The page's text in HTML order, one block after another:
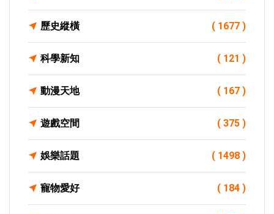
歷史縱橫 ( 1677 )
科學新知 ( 121 )
動漫天地 ( 167 )
遊戲空間 ( 375 )
娛樂話題 ( 1498 )
寵物愛好 ( 184 )